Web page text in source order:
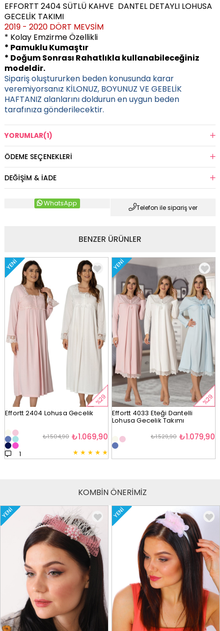
EFFORTT 2404 SÜTLÜ KAHVE DANTEL DETAYLI LOHUSA
GECELİK TAKIMI
2019 - 2020 DÖRT MEVSİM
* Kolay Emzirme Özellikli
* Pamuklu Kumaştır
* Doğum Sonrası Rahatlıkla kullanabileceğiniz
modeldir.
Sipariş oluştururken beden konusunda karar
veremiyorsanız KİLONUZ, BOYUNUZ VE GEBELİK
HAFTANIZ alanlarını doldurun en uygun beden
tarafınıza gönderilecektir.
YORUMLAR(1)
ÖDEME SEÇENEKLERI
DEĞIŞIM & İADE
Telefon ile sipariş ver
WhatsApp
BENZER ÜRÜNLER
YENI
%29
Effortt 2404 Lohusa Gecelik
★ ★ ★ ★ ★
1
₺1.069,90
₺1.504,90
YENI
%29
Effortt 4033 Eteği Dantelli
Lohusa Gecelik Takımı
₺1.079,90
₺1.529,90
KOMBİN ÖNERİMİZ
YENI YENI